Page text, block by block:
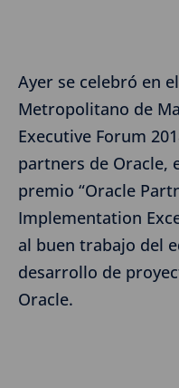
Ayer se celebró en
Metropolitano de
Executive Forum
partners de Oracle,
premio “Oracle
Implementation
al buen trabajo del
desarrollo de
Oracle.